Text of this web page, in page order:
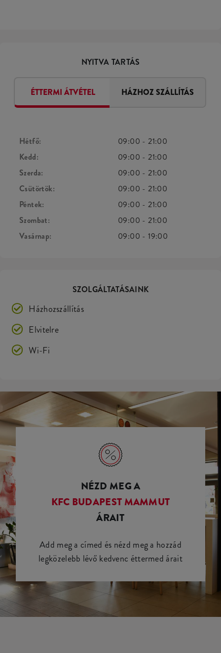
NYITVA TARTÁS
ÉTTERMI ÁTVÉTEL HÁZHOZ SZÁLLÍTÁS
Hétfő: 09:00 -21:00
Kedd:
09:00 -21:00
Szerda:
09:00 -21:00
Csütörtök:
09:00 -21:00
Péntek:
09:00 -21:00
Szombat:
09:00 -21:00
Vasárnap:
09:00 -19:00
SZOLGÁLTATÁSAINK
Házhozszállítás
Elvitelre
Wi-Fi
NÉZD MEG A
KFC BUDAPEST MAMMUT
ÁRAIT
Add meg a címed és nézd meg a hozzád
legközelebb lévő kedvenc éttermed árait